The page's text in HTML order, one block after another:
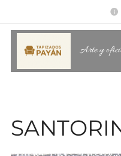
Arte y